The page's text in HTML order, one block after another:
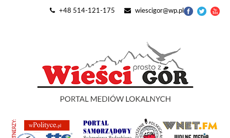
+48 514-121-175 wiescigor@wp.pl